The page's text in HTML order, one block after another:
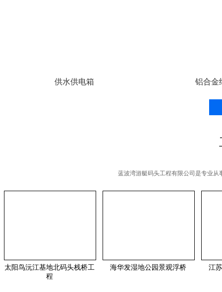
供水供电箱 铝合金
蓝波湾游艇码头工程有限公司是专业
太阳鸟沅江基地北码头栈桥工
程
海华发湿地公园景观浮桥 江